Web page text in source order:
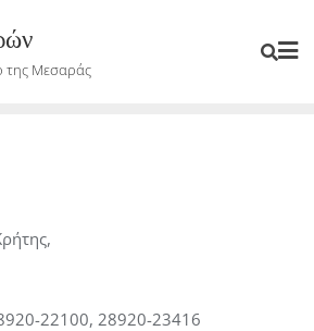
της Μεσαράς
22100, 28920-23416